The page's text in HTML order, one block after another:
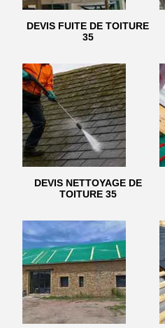
DEVIS FUITE DE TOITURE
35
DEVIS NETTOYAGE DE
TOITURE 35